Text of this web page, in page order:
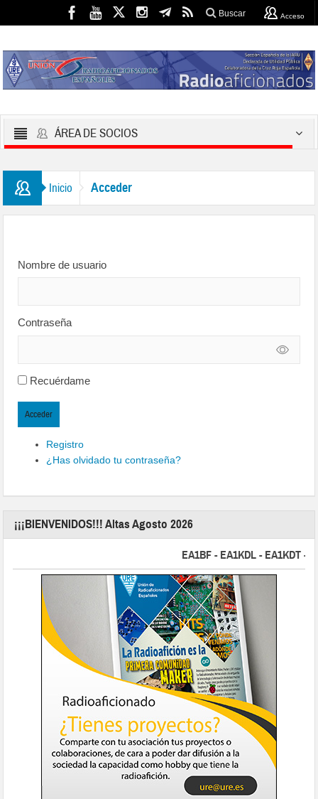
Buscar Acceso
ÁREA DE SOCIOS
Inicio Acceder
Nombre de usuario
Contraseña
Recuérdame
Acceder
Registro
¿Has olvidado tu contraseña?
¡¡¡BIENVENIDOS!!! Altas Agosto 2026
EA1BF - EA1KDL - EA1KDT -